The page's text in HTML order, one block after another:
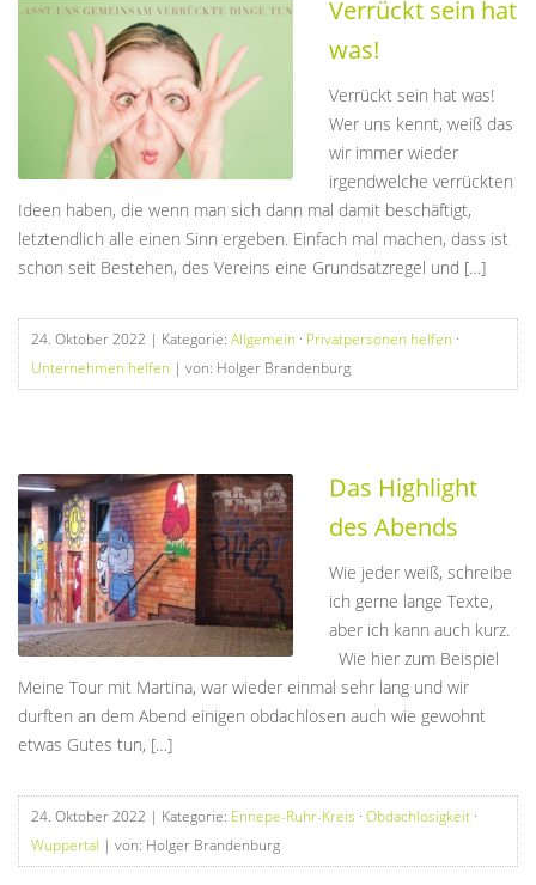
Verrückt sein hat
was!
Verrückt sein hat was!
Wer uns kennt, weiß das
wir immer wieder
irgendwelche verrückten
Ideen haben, die wenn man sich dann mal damit beschäftigt,
letztendlich alle einen Sinn ergeben. Einfach mal machen, dass ist
schon seit Bestehen, des Vereins eine Grundsatzregel und […]
24. Oktober 2022 | Kategorie: Allgemein · Privatpersonen helfen ·
Unternehmen helfen | von: Holger Brandenburg
Das Highlight
des Abends
Wie jeder weiß, schreibe
ich gerne lange Texte,
aber ich kann auch kurz.
Wie hier zum Beispiel
Meine Tour mit Martina, war wieder einmal sehr lang und wir
durften an dem Abend einigen obdachlosen auch wie gewohnt
etwas Gutes tun, […]
24. Oktober 2022 | Kategorie: Ennepe-Ruhr-Kreis · Obdachlosigkeit ·
Wuppertal | von: Holger Brandenburg